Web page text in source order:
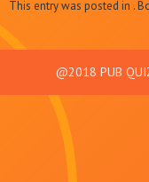
This entry was posted in .
@2018 PUB